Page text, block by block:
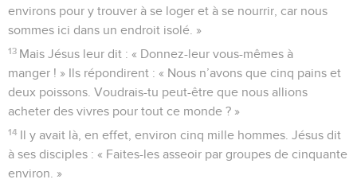
environs pour y trouver à se loger et à se nourrir, car nous
sommes ici dans un endroit isolé. »
13 Mais Jésus leur dit : « Donnez-leur vous-mêmes à
manger ! » Ils répondirent : « Nous n’avons que cinq pains et
deux poissons. Voudrais-tu peut-être que nous allions
acheter des vivres pour tout ce monde ? »
14 Il y avait là, en effet, environ cinq mille hommes. Jésus dit
à ses disciples : « Faites-les asseoir par groupes de cinquante
environ. »